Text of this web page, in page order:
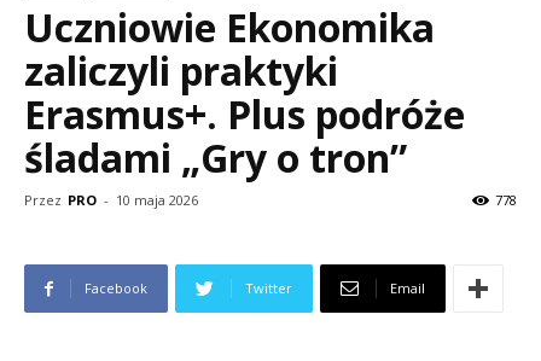
Uczniowie Ekonomika
zaliczyli praktyki
Erasmus+. Plus podróże
śladami „Gry o tron”
Przez PRO - 10 maja 2026 778
Facebook Twitter Email